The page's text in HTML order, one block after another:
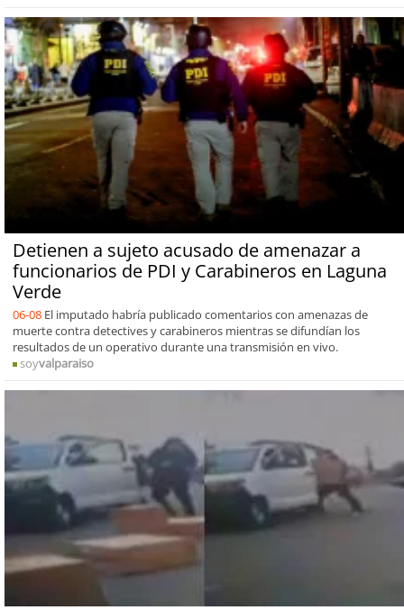
Detienen a sujeto acusado de amenazar a
funcionarios de PDI y Carabineros en Laguna
Verde
06-08 El imputado habría publicado comentarios con amenazas de
muerte contra detectives y carabineros mientras se difundían los
resultados de un operativo durante una transmisión en vivo.
soyvalparaiso